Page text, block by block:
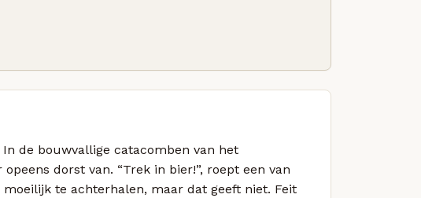
de bouwvallige catacomben van het
dorst van. “Trek in bier!”, roept een van
te achterhalen, maar dat geeft niet. Feit